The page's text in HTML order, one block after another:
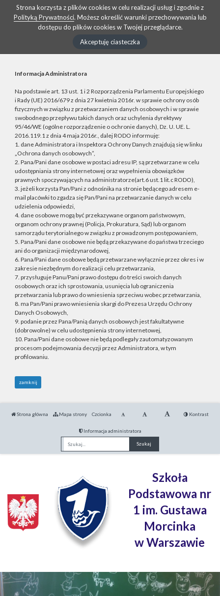
Strona korzysta z plików cookies w celu realizacji usług i zgodnie z
Polityką Prywatności. Możesz określić warunki przechowywania lub
dostępu do plików cookies w Twojej przeglądarce.
Akceptuję ciasteczka
Informacja Administratora
Na podstawie art. 13 ust. 1 i 2 Rozporządzenia Parlamentu Europejskiego
i Rady (UE) 2016/679 z dnia 27 kwietnia 2016r. w sprawie ochrony osób
fizycznych w związku z przetwarzaniem danych osobowych i w sprawie
swobodnego przepływu takich danych oraz uchylenia dyrektywy
95/46/WE (ogólne rozporządzenie o ochronie danych), Dz. U. UE. L.
2016.119.1 z dnia 4 maja 2016r., dalej RODO informuję:
1. dane Administratora i Inspektora Ochrony Danych znajdują się w linku
„Ochrona danych osobowych”,
2. Pana/Pani dane osobowe w postaci adresu IP, są przetwarzane w celu
udostępniania strony internetowej oraz wypełnienia obowiązków
prawnych spoczywających na administratorze(art.6 ust.1 lit.c RODO),
3. jeżeli korzysta Pan/Pani z odnośnika na stronie będącego adresem e-
mail placówki to zgadza się Pan/Pani na przetwarzanie danych w celu
udzielenia odpowiedzi,
4. dane osobowe mogą być przekazywane organom państwowym,
organom ochrony prawnej (Policja, Prokuratura, Sąd) lub organom
samorządu terytorialnego w związku z prowadzonym postępowaniem,
5. Pana/Pani dane osobowe nie będą przekazywane do państwa trzeciego
ani do organizacji międzynarodowej,
6. Pana/Pani dane osobowe będą przetwarzane wyłącznie przez okres i w
zakresie niezbędnym do realizacji celu przetwarzania,
7. przysługuje Panu/Pani prawo dostępu do treści swoich danych
osobowych oraz ich sprostowania, usunięcia lub ograniczenia
przetwarzania lub prawo do wniesienia sprzeciwu wobec przetwarzania,
8. ma Pan/Pani prawo wniesienia skargi do Prezesa Urzędu Ochrony
Danych Osobowych,
9. podanie przez Pana/Panią danych osobowych jest fakultatywne
(dobrowolne) w celu udostępnienia strony internetowej,
10. Pana/Pani dane osobowe nie będą podlegały zautomatyzowanym
procesom podejmowania decyzji przez Administratora, w tym
profilowaniu.
zamknij
Strona główna Mapa strony Czcionka Kontrast
Informacja administratora
Fraza
Szkoła
Podstawowa nr
1 im. Gustawa
Morcinka
w Warszawie